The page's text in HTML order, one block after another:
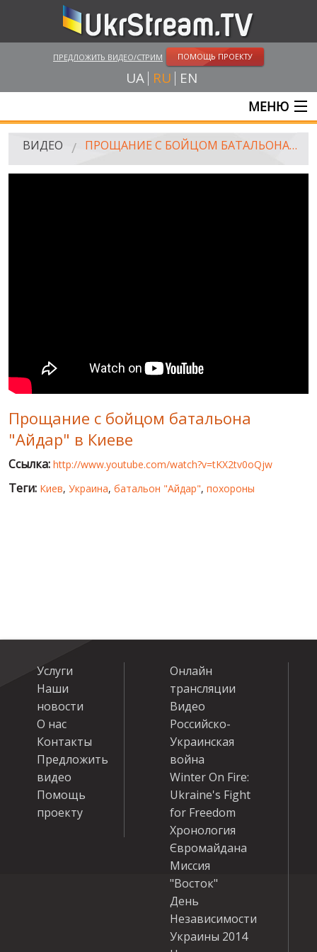
ПРЕДЛОЖИТЬ ВИДЕО/СТРИМ ПОМОЩЬ ПРОЕКТУ
UA RU EN
МЕНЮ
ГЛАВНАЯ
ПУБЛИЧНЫЕ ЛЮДИ
РОССИЙСКО-УКРАИНСКАЯ ВОЙНА
WINTER ON FIRE: UKRAINE'S FIGHT FOR FREEDOM
ХРОНОЛОГИЯ ЄВРОМАЙДАНА
ВИДЕО ПРОЩАНИЕ С БОЙЦОМ БАТАЛЬОНА "АЙДАР" В КИЕВЕ
Прощание с бойцом батальона
"Айдар" в Киеве
Ссылка: http://www.youtube.com/watch?v=tKX2tv0oQjw
Теги: Киев, Украина, батальон "Айдар", похороны
Услуги
Наши
новости
О нас
Контакты
Предложить
видео
Помощь
проекту
Онлайн
трансляции
Видео
Российско-
Украинская
война
Winter On Fire:
Ukraine's Fight
for Freedom
Хронология
Євромайдана
Миссия
"Восток"
День
Независимости
Украины 2014